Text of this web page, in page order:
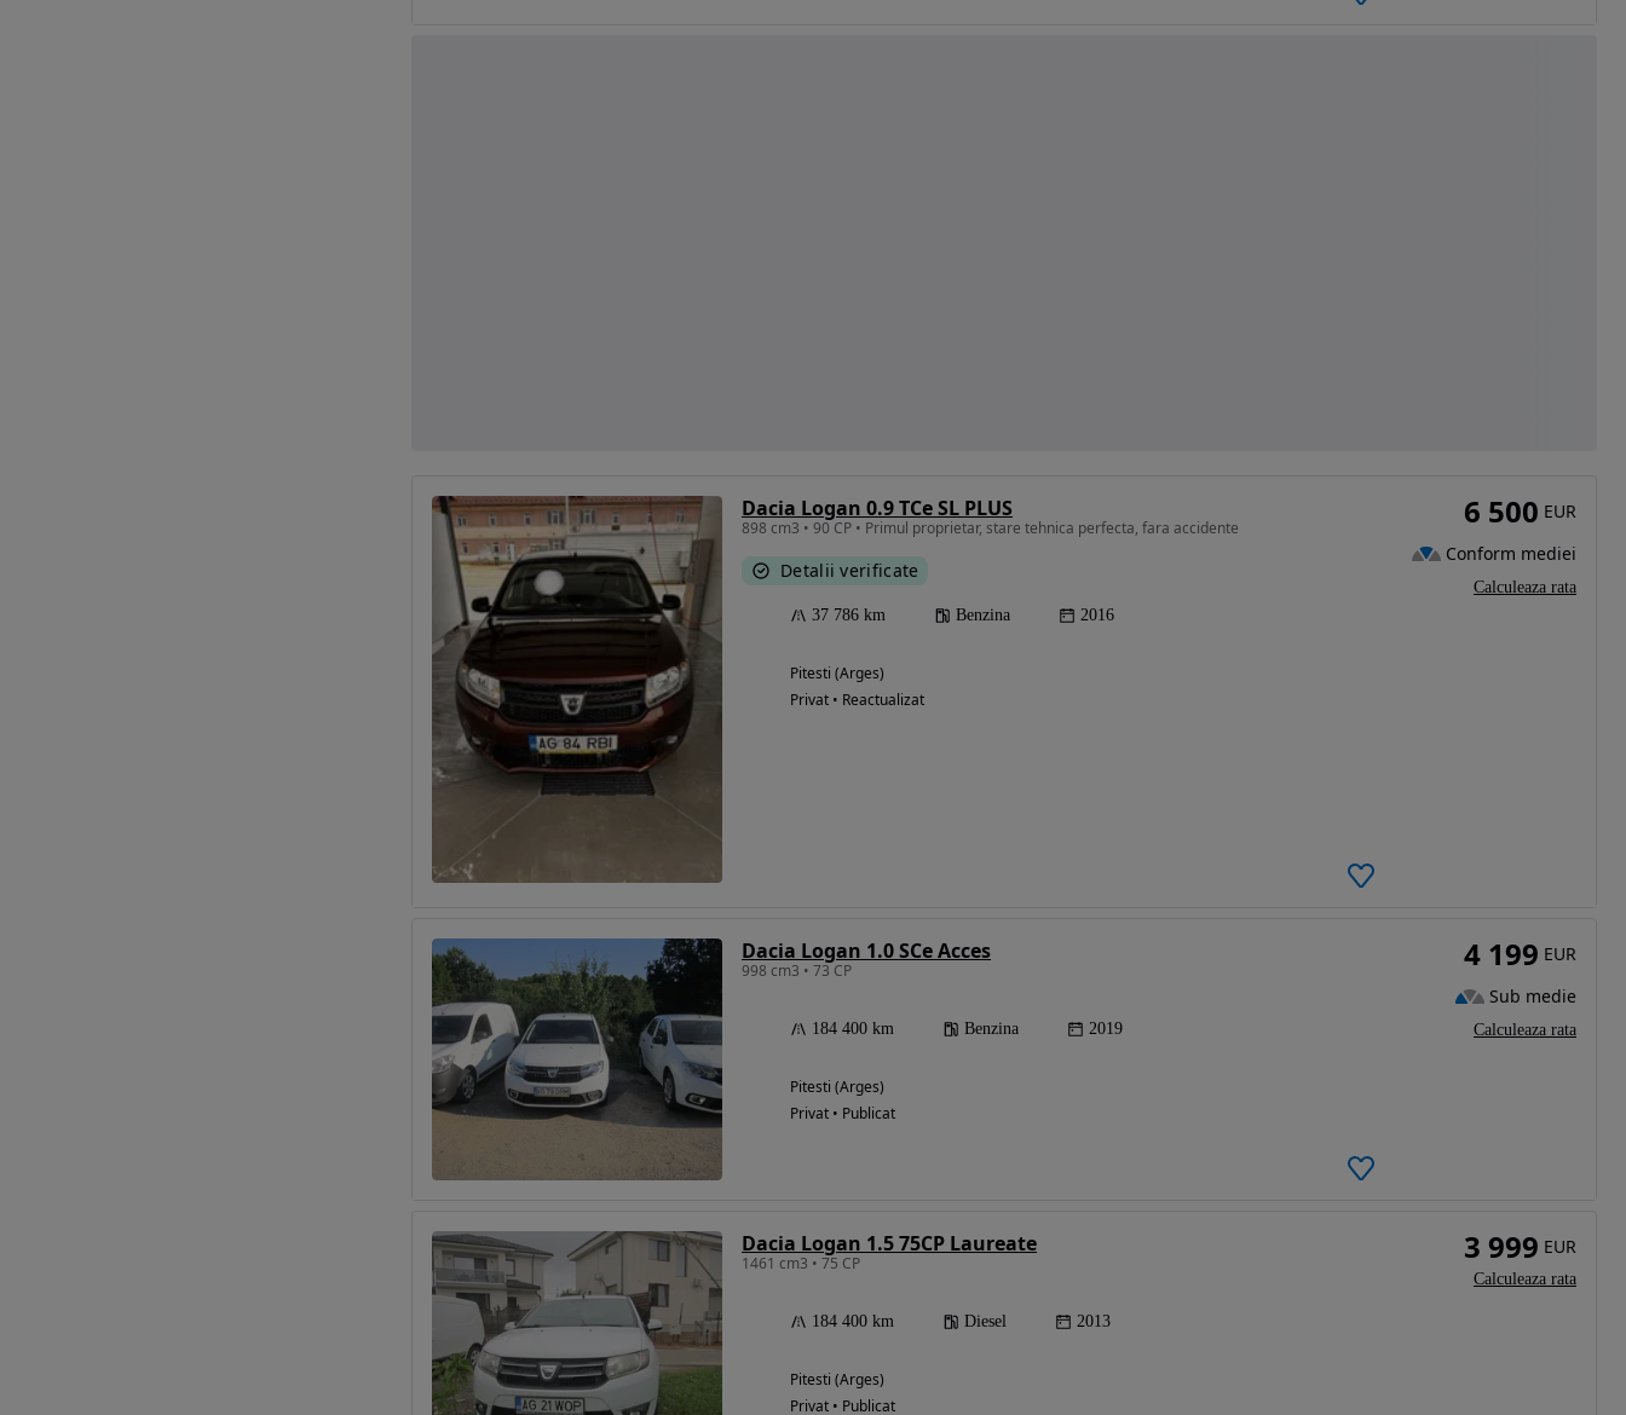
Dacia Logan 0.9 TCe SL PLUS
898 cm3 • 90 CP • Primul proprietar, stare tehnica perfecta, fara accidente
Detalii verificate
37 786 km Benzina 2016
Pitesti (Arges)
Privat • Reactualizat
6 500 EUR
Conform mediei
Calculeaza rata
Dacia Logan 1.0 SCe Acces
998 cm3 • 73 CP
184 400 km Benzina 2019
Pitesti (Arges)
Privat • Publicat
4 199 EUR
Sub medie
Calculeaza rata
Dacia Logan 1.5 75CP Laureate
1461 cm3 • 75 CP
184 400 km Diesel 2013
Pitesti (Arges)
Privat • Publicat
3 999 EUR
Calculeaza rata